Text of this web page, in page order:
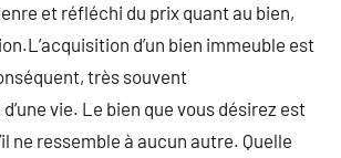
et réfléchi du prix quant au bien,
d’un bien immeuble est
très souvent
vie. Le bien que vous désirez est
ne ressemble à aucun autre. Quelle